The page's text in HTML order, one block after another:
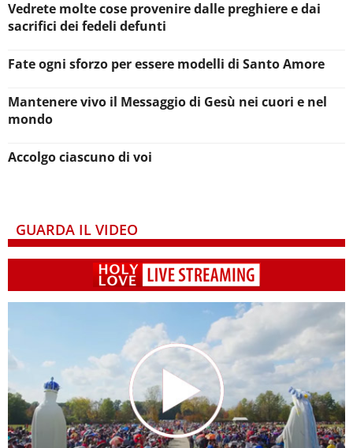
Vedrete molte cose provenire dalle preghiere e dai
sacrifici dei fedeli defunti
Fate ogni sforzo per essere modelli di Santo Amore
Mantenere vivo il Messaggio di Gesù nei cuori e nel
mondo
Accolgo ciascuno di voi
GUARDA IL VIDEO